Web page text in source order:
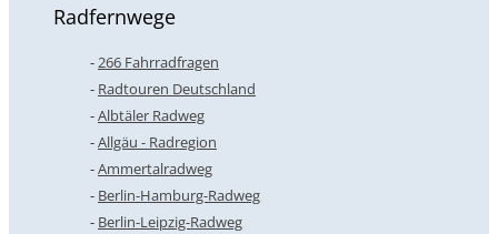
Radfernwege
266 Fahrradfragen
Radtouren Deutschland
Albtäler Radweg
Allgäu - Radregion
Ammertalradweg
Berlin-Hamburg-Radweg
Berlin-Leipzig-Radweg